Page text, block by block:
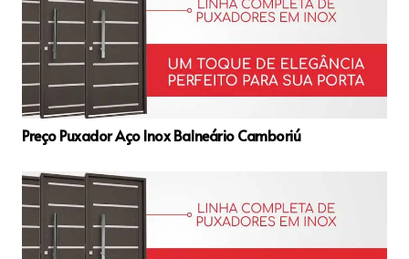
Preço Puxador Aço Inox Balneário Camboriú